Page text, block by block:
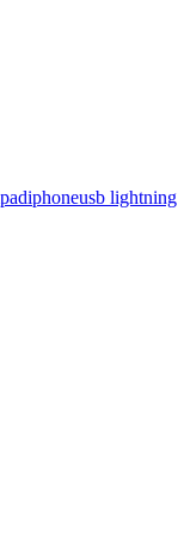
iphoneusb lightning